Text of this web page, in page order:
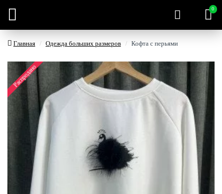
0
Главная Одежда больших размеров Кофта с перьями
Распродано